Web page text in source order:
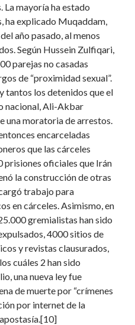
La mayoría ha estado
ha explicado Muqaddam,
año pasado, al menos
Según Hussein Zulfiqari,
parejas no casadas
de “proximidad sexual”.
tantos los detenidos que el
nacional, Ali-Akbar
una moratoria de arrestos.
encarceladas
que las cárceles
prisiones oficiales que Irán
la construcción de otras
trabajo para
en cárceles. Asimismo, en
gremialistas han sido
4000 sitios de
y revistas clausurados,
cuáles 2 han sido
una nueva ley fue
de muerte por “crímenes
por internet de la